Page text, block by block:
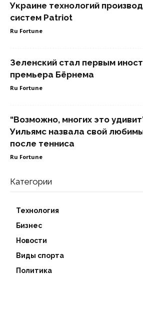
Украине технологий
систем Patriot
Ru Fortune
Зеленский стал первым
премьера Бёрнема
Ru Fortune
“Возможно, многих это
Уильямс назвала свой
после тенниса
Ru Fortune
Категории
Технология
Бизнес
Новости
Виды спорта
Политика